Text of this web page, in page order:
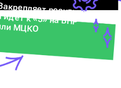
результат
идёт к «5» на ВПР
МЦКО